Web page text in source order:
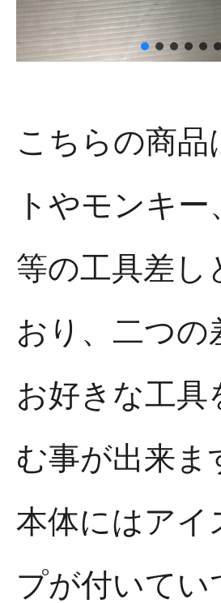
こちらの商品
トやモンキ
等の工具差し
おり、二つの
お好きな工具
む事が出来ま
本体にはアイ
プが付いてい